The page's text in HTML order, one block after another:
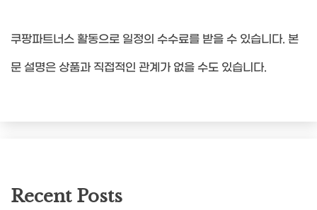
쿠팡파트너스 활동으로 일정의 수수료를 받을 수 있습니다. 본
문 설명은 상품과 직접적인 관계가 없을 수도 있습니다.
Recent Posts